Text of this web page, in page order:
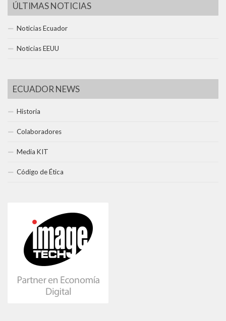
ÚLTIMAS NOTICIAS
Noticias Ecuador
Noticias EEUU
ECUADOR NEWS
Historia
Colaboradores
Media KIT
Código de Ética